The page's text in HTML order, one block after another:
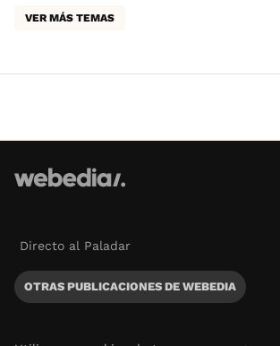
VER MÁS TEMAS
Directo al Paladar
OTRAS PUBLICACIONES DE WEBEDIA